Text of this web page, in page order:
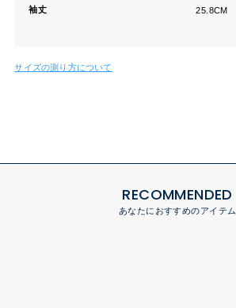
袖丈 25.8CM
サイズの測り方について
RECOMMENDED
あなたにおすすめのアイテム